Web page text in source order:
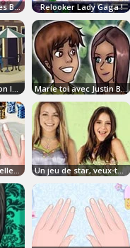
Relooker Fergie des Black eyed Peas ! Relooker Lady Gaga !
Justin Bieber sur ton Iphone! Marie toi avec Justin Bieber!
Des mains aussi belles que les stars! Un jeu de star, veux-tu en faire partie?